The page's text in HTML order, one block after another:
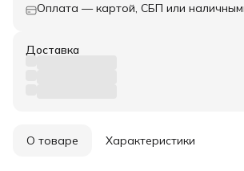
Оплата — картой, СБП или
Доставка
О товаре Характеристики